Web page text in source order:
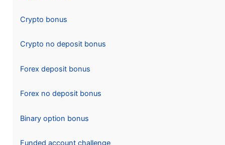
Crypto bonus
Crypto no deposit bonus
Forex deposit bonus
Forex no deposit bonus
Binary option bonus
Funded account challenge